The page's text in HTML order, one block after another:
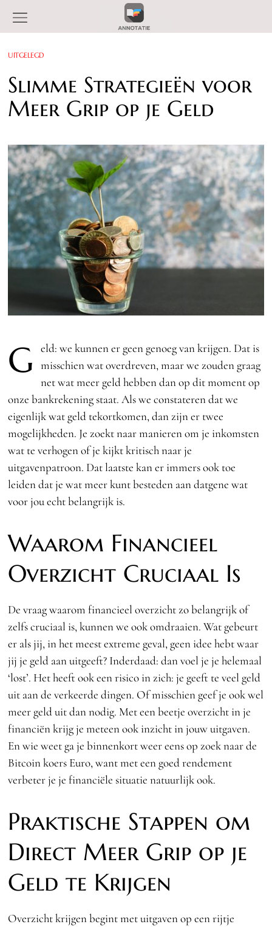
UITGELEGD
Slimme Strategieën voor
Meer Grip op je Geld
G
eld: we kunnen er geen genoeg van krijgen. Dat is
misschien wat overdreven, maar we zouden graag
net wat meer geld hebben dan op dit moment op
onze bankrekening staat. Als we constateren dat we
eigenlijk wat geld tekortkomen, dan zijn er twee
mogelijkheden. Je zoekt naar manieren om je inkomsten
wat te verhogen of je kijkt kritisch naar je
uitgavenpatroon. Dat laatste kan er immers ook toe
leiden dat je wat meer kunt besteden aan datgene wat
voor jou echt belangrijk is.
Waarom Financieel
Overzicht Cruciaal Is
De vraag waarom financieel overzicht zo belangrijk of
zelfs cruciaal is, kunnen we ook omdraaien. Wat gebeurt
er als jij, in het meest extreme geval, geen idee hebt waar
jij je geld aan uitgeeft? Inderdaad: dan voel je je helemaal
‘lost’. Het heeft ook een risico in zich: je geeft te veel geld
uit aan de verkeerde dingen. Of misschien geef je ook wel
meer geld uit dan nodig. Met een beetje overzicht in je
financiën krijg je meteen ook inzicht in jouw uitgaven.
En wie weet ga je binnenkort weer eens op zoek naar de
Bitcoin koers Euro, want met een goed rendement
verbeter je je financiële situatie natuurlijk ook.
Praktische Stappen om
Direct Meer Grip op je
Geld te Krijgen
Overzicht krijgen begint met uitgaven op een rijtje